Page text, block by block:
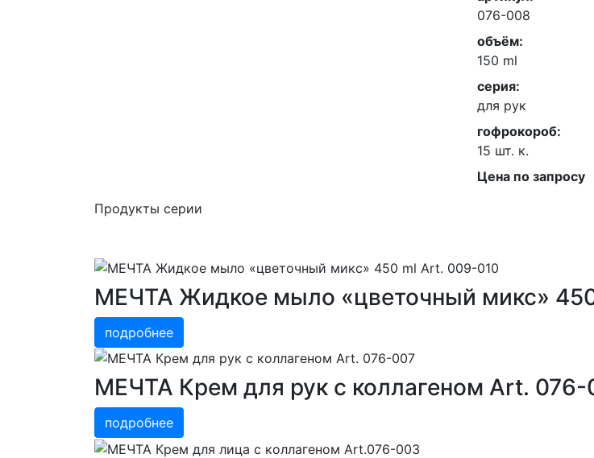
076-008
объём:
150 ml
серия:
для рук
гофрокороб:
15 шт. к.
Цена по запросу
Продукты серии
МЕЧТА Жидкое мыло «цветочный микс»
подробнее
МЕЧТА Крем для рук с коллагеном Art. 076-
подробнее